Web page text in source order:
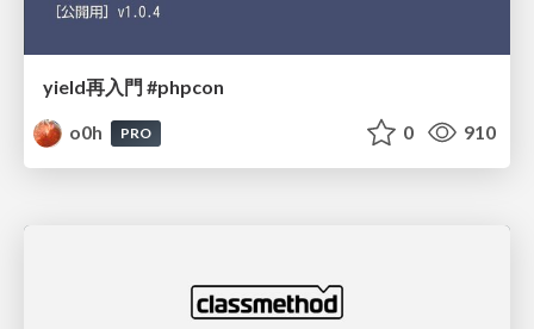
yield再入門 #phpcon
o0h
PRO 0 910